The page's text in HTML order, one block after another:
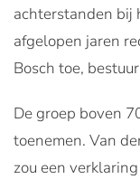
achterstanden bij
afgelopen jaren
Bosch toe,
De groep boven
toenemen. Van
zou een